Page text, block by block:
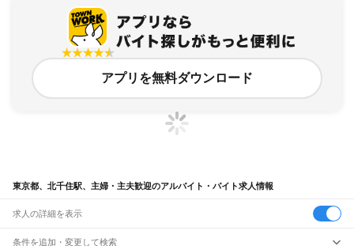
アプリを無料ダウンロード
東京都、北千住駅、主婦・主夫歓迎のアルバイト・バイト求人情報
求人の詳細を表示
条件を追加・変更して検索